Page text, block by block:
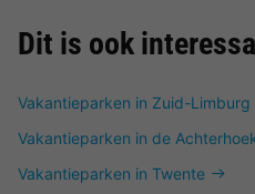
Dit is ook
Vakantieparken in Zuid-Limburg
Vakantieparken in de
Vakantieparken in Twente